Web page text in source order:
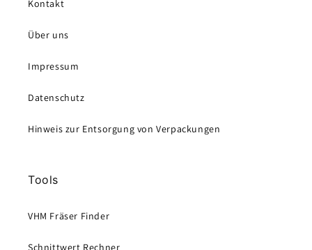
Kontakt
Über uns
Impressum
Datenschutz
Hinweis zur Entsorgung von Verpackungen
Tools
VHM Fräser Finder
Schnittwert Rechner